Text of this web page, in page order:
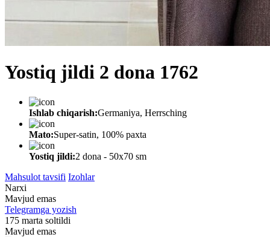
Yostiq jildi 2 dona 1762
Ishlab chiqarish:Germaniya, Herrsching
Mato:Super-satin, 100% paxta
Yostiq jildi:2 dona - 50x70 sm
Mahsulot tavsifi Izohlar
Narxi
Mavjud emas
Telegramga yozish
175 marta soltildi
Mavjud emas